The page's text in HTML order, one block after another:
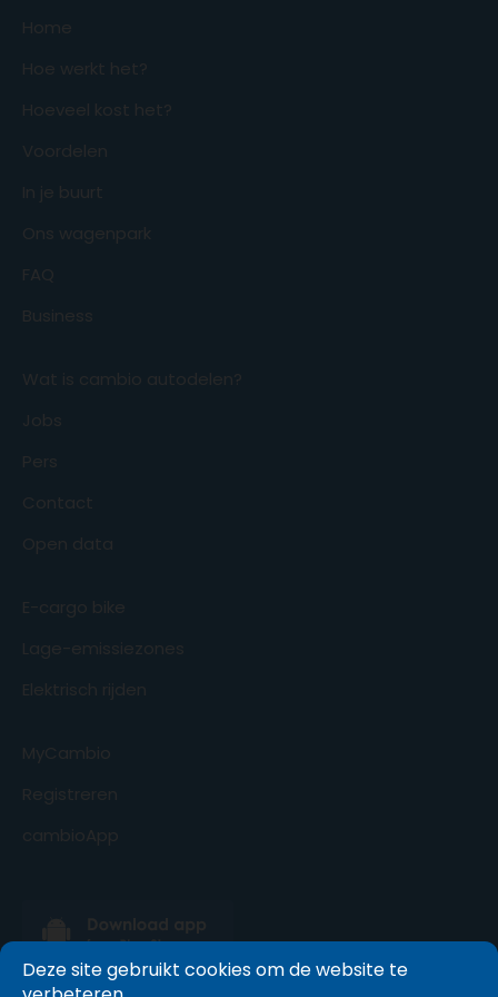
Home
Hoe werkt het?
Hoeveel kost het?
Voordelen
In je buurt
Ons wagenpark
FAQ
Business
Wat is cambio autodelen?
Jobs
Pers
Contact
Open data
E-cargo bike
Lage-emissiezones
Elektrisch rijden
MyCambio
Registreren
cambioApp
Deze site gebruikt cookies om de website te